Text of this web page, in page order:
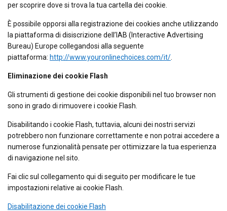
per scoprire dove si trova la tua cartella dei cookie.
È possibile opporsi alla registrazione dei cookies anche utilizzando
la piattaforma di disiscrizione dell’IAB (Interactive Advertising
Bureau) Europe collegandosi alla seguente
piattaforma: http://www.youronlinechoices.com/it/
Eliminazione dei cookie Flash
Gli strumenti di gestione dei cookie disponibili nel tuo browser non
sono in grado di rimuovere i cookie Flash.
Disabilitando i cookie Flash, tuttavia, alcuni dei nostri servizi
potrebbero non funzionare correttamente e non potrai accedere a
numerose funzionalità pensate per ottimizzare la tua esperienza
di navigazione nel sito.
Fai clic sul collegamento qui di seguito per modificare le tue
impostazioni relative ai cookie Flash.
Disabilitazione dei cookie Flash